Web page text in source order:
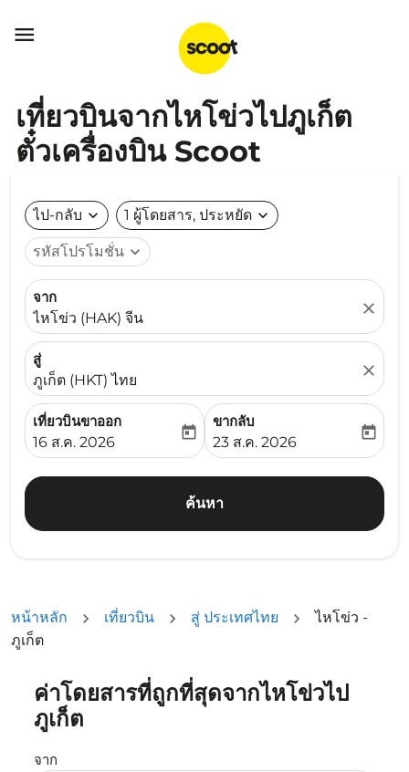

เที่ยวบินจากไหโข่วไปภูเก็ต
ตั๋วเครื่องบิน Scoot
ไป-กลับ expand_more 1 ผู้โดยสาร, ประหยัด expand_more
รหัสโปรโมชั่น expand_more
จาก
ไหโข่ว (HAK) จีน
close
สู่
ภูเก็ต (HKT) ไทย
close
เที่ยวบินขาออก
fc-booking-departure-date-aria-label
16 ส.ค. 2026
today
ขากลับ
fc-booking-return-date-
23 ส.ค. 2026
today
ค้นหา
หน้าหลัก เที่ยวบิน สู่ ประเทศไทย
ไหโข่ว -
ภูเก็ต
ค่าโดยสารที่ถูกที่สุดจากไหโข่วไป
ภูเก็ต
จาก
ลองอัปเดตเส้นทางของคุณ (ต้นทางและ/หรือปลายทาง) หรื